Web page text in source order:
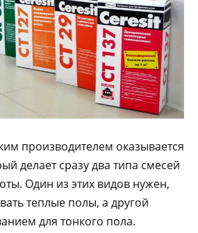
производителем оказывается
делает сразу два типа смесей
Один из этих видов нужен,
теплые полы, а другой
для тонкого пола.